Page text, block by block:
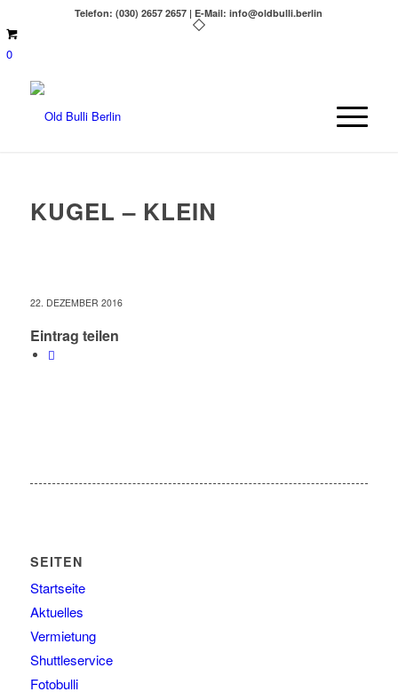
Telefon: (030) 2657 2657 | E-Mail: info@oldbulli.berlin
0
KUGEL – KLEIN
22. DEZEMBER 2016
Eintrag teilen
SEITEN
Startseite
Aktuelles
Vermietung
Shuttleservice
Fotobulli